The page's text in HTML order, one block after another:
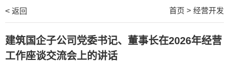
< 返回 首页 > 经营开发
建筑国企子公司党委书记、董事长在2026年经营
工作座谈交流会上的讲话